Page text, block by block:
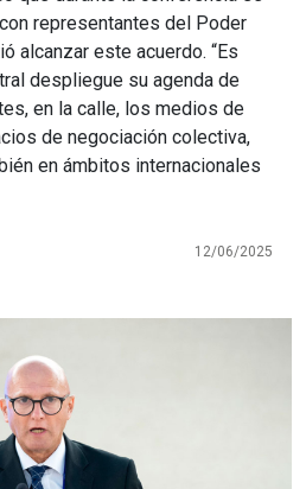
representantes del Poder
alcanzar este acuerdo. “Es
despliegue su agenda de
en la calle, los medios de
de negociación colectiva,
en ámbitos internacionales
12/06/2025